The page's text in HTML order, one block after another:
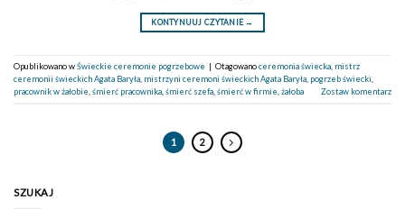
KONTYNUUJ CZYTANIE →
Opublikowano wŚwieckie ceremonie pogrzebowe | Otagowanoceremonia świecka mistrz
ceremonii świeckich Agata Baryła mistrzyni ceremoni świeckich Agata Baryła pogrzeb świecki
pracownik w żałobie śmierć pracownika śmierć szefa śmierć w firmie żałoba Zostaw komentarz
1 2
SZUKAJ